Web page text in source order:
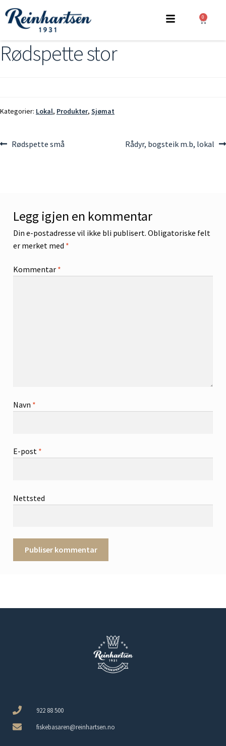
0
Rødspette stor
Kategorier: Lokal, Produkter, Sjømat
Rødspette små Rådyr, bogsteik m.b, lokal
Legg igjen en kommentar
Din e-postadresse vil ikke bli publisert. Obligatoriske felt
er merket med *
Kommentar *
Navn *
E-post *
Nettsted
922 88 500
fiskebasaren@reinhartsen.no